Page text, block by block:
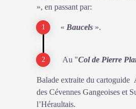
», en passant par:
« Baucels ».
Au "Col de Pierre
Balade extraite du cartoguide
des Cévennes Gangeoises et
l’Héraultais.